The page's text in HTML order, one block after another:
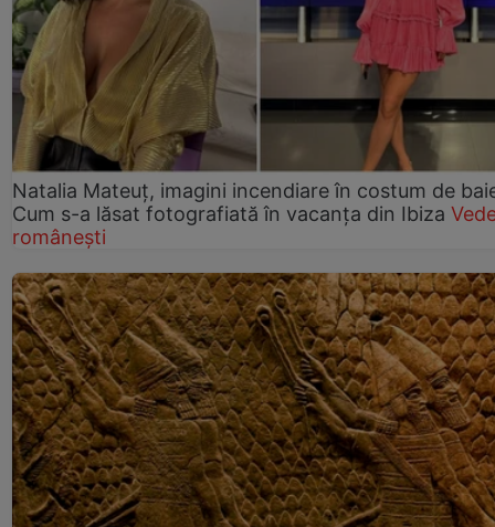
Natalia Mateuț, imagini incendiare în costum de
Cum s-a lăsat fotografiată în vacanța din Ibiza
românești